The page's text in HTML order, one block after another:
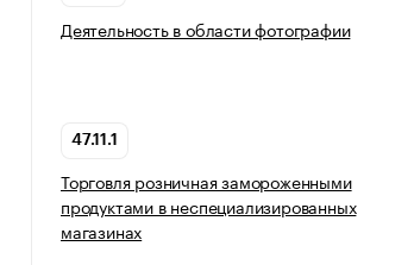
Деятельность в области фотографии
47.11.1
Торговля розничная замороженными
продуктами в неспециализированных
магазинах